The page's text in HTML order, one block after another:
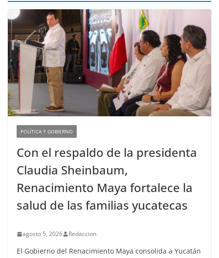
POLÍTICA Y GOBIERNO
Con el respaldo de la presidenta
Claudia Sheinbaum,
Renacimiento Maya fortalece la
salud de las familias yucatecas
agosto 5, 2026 Redaccion
El Gobierno del Renacimiento Maya consolida a Yucatán